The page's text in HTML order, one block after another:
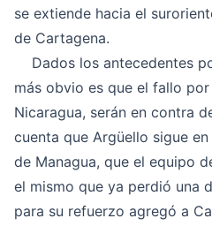
se extiende hacia el
de Cartagena.
Dados los antecedentes
más obvio es que el fallo
Nicaragua, serán en contra
cuenta que Argüello sigue
de Managua, que el equipo
el mismo que ya perdió una
para su refuerzo agregó a